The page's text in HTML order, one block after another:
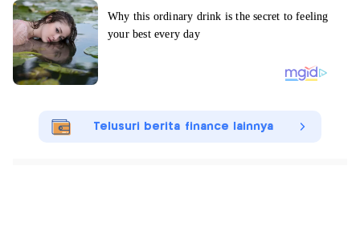
Telusuri berita finance lainnya